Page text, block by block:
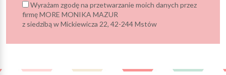
Wyrażam zgodę na przetwarzanie moich danych przez
firmę MORE MONIKA MAZUR
z siedzibą w Mickiewicza 22, 42-244 Mstów